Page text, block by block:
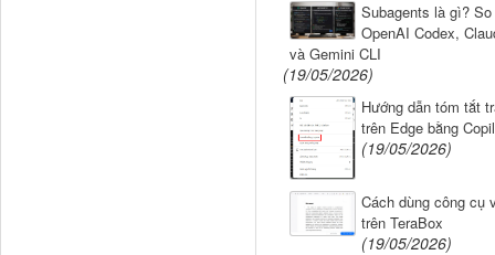
Subagents là gì?
OpenAI Codex,
và Gemini CLI
(19/05/2026)
Hướng dẫn tóm tắt
trên Edge bằng
(19/05/2026)
Cách dùng công cụ
trên TeraBox
(19/05/2026)